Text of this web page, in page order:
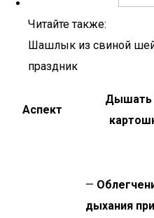
Читайте также:
Шашлык из свиной
праздник
Аспект
Дышать
—
дыхания при